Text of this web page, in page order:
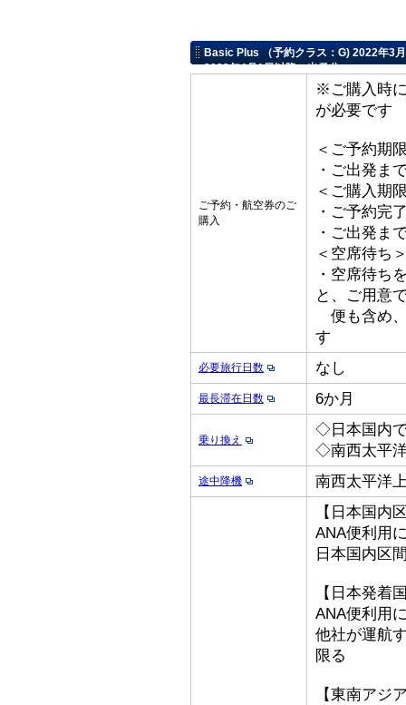
Basic Plus （予約クラス：G) 2022年3
2022年4月1日以降ご出発分
ご予約・航空券のご
購入
※ご購入時
が必要です
＜ご予約期
・ご出発ま
＜ご購入期
・ご予約完
・ご出発ま
＜空席待ち
・空席待ち
と、ご用意
便も含め
す
必要旅行日数 なし
最長滞在日数 6か月
乗り換え
◇日本国内
◇南西太平
途中降機 南西太平洋
【日本国内
ANA便利用
日本国内区
【日本発着
ANA便利用
他社が運航
限る
【東南アジ